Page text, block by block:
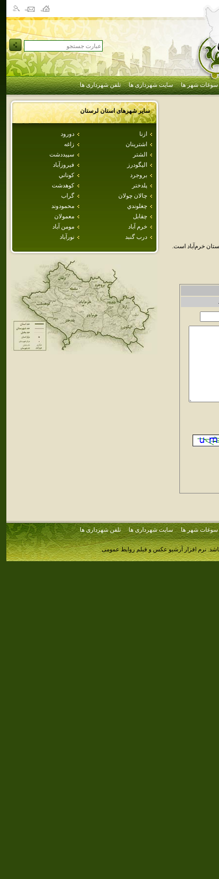
سوغات شهر ها سایت شهرداری ها تلفن شهرداری ها
سایر شهرهای استانلرستان
ازنا
دورود
اشترينان
زاغه
الشتر
سپيددشت
اليگودرز
فيروزآباد
بروجرد
كوناني
پلدختر
كوهدشت
چالان چولان
گراب
چغلوندي
محمودوند
چقابل
معمولان
خرم آباد
مومن آباد
درب گنبد
نورآباد
خرم‌آباد است.
سوغات شهر ها سایت شهرداری ها تلفن شهرداری ها
نرم افزار آرشیو عکس و فیلم روابط عمومی